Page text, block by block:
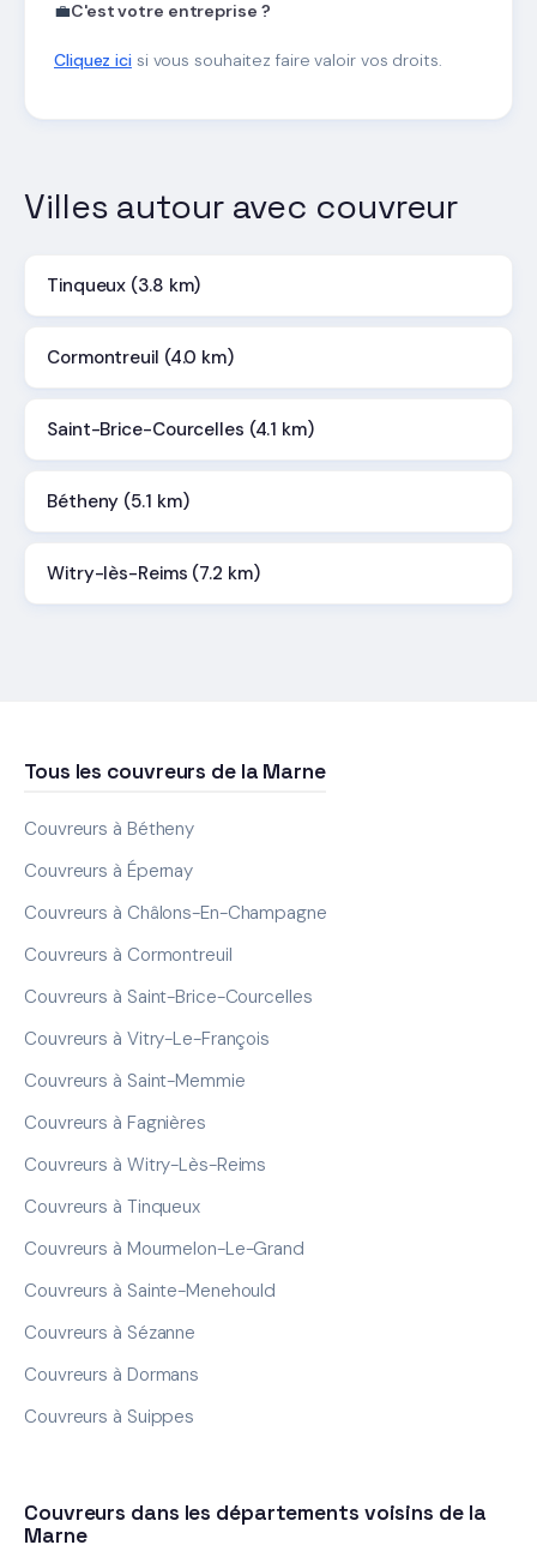
💼C'est votre entreprise ?
Cliquez icisi vous souhaitez faire valoir vos droits.
Villes autour avec couvreur
Tinqueux (3.8 km)
Cormontreuil (4.0 km)
Saint-Brice-Courcelles (4.1 km)
Bétheny (5.1 km)
Witry-lès-Reims (7.2 km)
Tous les couvreurs de la Marne
Couvreurs à Bétheny
Couvreurs à Épernay
Couvreurs à Châlons-En-Champagne
Couvreurs à Cormontreuil
Couvreurs à Saint-Brice-Courcelles
Couvreurs à Vitry-Le-François
Couvreurs à Saint-Memmie
Couvreurs à Fagnières
Couvreurs à Witry-Lès-Reims
Couvreurs à Tinqueux
Couvreurs à Mourmelon-Le-Grand
Couvreurs à Sainte-Menehould
Couvreurs à Sézanne
Couvreurs à Dormans
Couvreurs à Suippes
Couvreurs dans les départements voisins de la
Marne